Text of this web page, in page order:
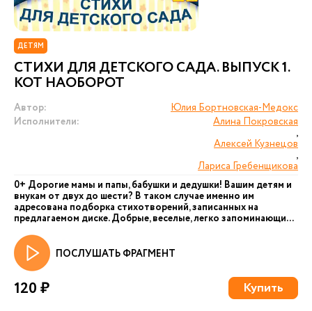
ДЕТЯМ
СТИХИ ДЛЯ ДЕТСКОГО САДА. ВЫПУСК 1.
КОТ НАОБОРОТ
Автор:
Юлия Бортновская-Медокс
Исполнители:
Алина Покровская
,
Алексей Кузнецов
,
Лариса Гребенщикова
0+ Дорогие мамы и папы, бабушки и дедушки! Вашим детям и
внукам от двух до шести? В таком случае именно им
адресована подборка стихотворений, записанных на
предлагаемом диске. Добрые, веселые, легко запоминающи...
ПОСЛУШАТЬ ФРАГМЕНТ
120 ₽ Купить